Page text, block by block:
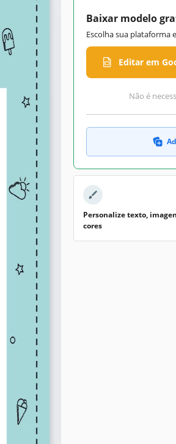
Baixar modelo
Escolha sua plataforma
Editar em
Não é
Personalize texto,
cores